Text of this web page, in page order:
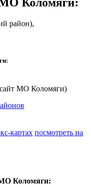
Коломяги:
район),
МО Коломяги)
картах посмотреть на
Коломяги: